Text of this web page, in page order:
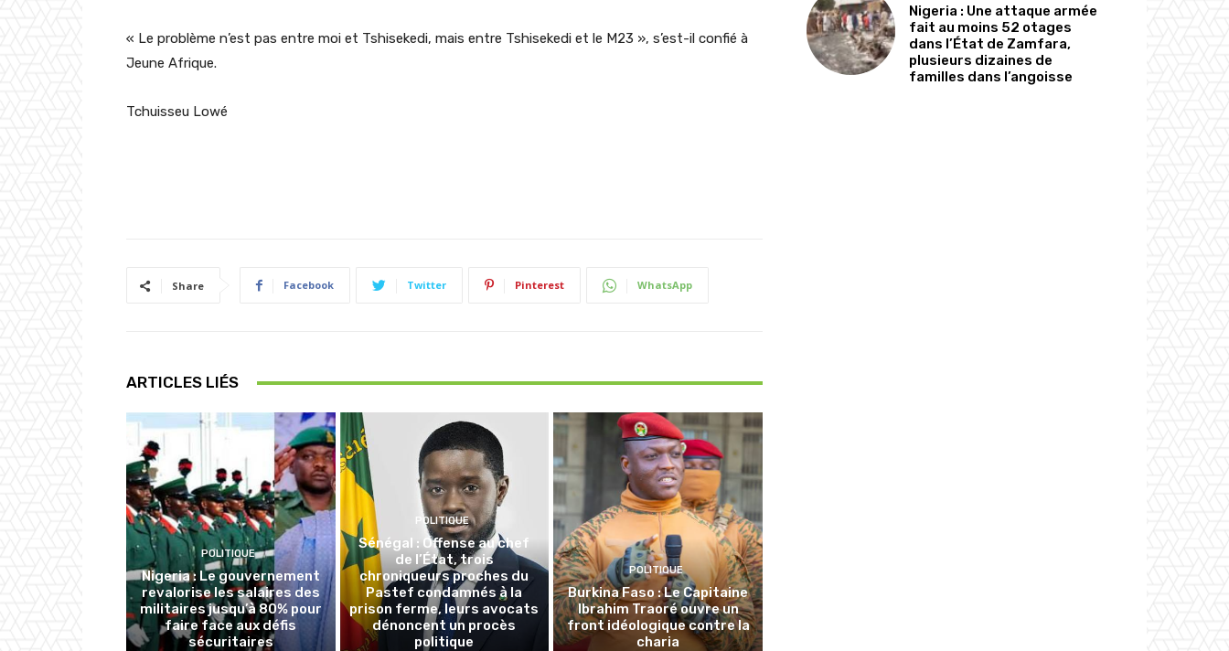
« Le problème n’est pas entre moi et Tshisekedi, mais entre Tshisekedi et le M23 », s’est-il confié à
Jeune Afrique.
Tchuisseu Lowé
Share Facebook Twitter Pinterest WhatsApp
ARTICLES LIÉS
POLITIQUE
Nigeria : Le gouvernement
revalorise les salaires des
militaires jusqu’à 80% pour
faire face aux défis
sécuritaires
POLITIQUE
Sénégal : Offense au chef
de l’État, trois
chroniqueurs proches du
Pastef condamnés à la
prison ferme, leurs avocats
dénoncent un procès
politique
POLITIQUE
Burkina Faso : Le Capitaine
Ibrahim Traoré ouvre un
front idéologique contre la
charia
Nigeria : Une attaque armée
fait au moins 52 otages
dans l’État de Zamfara,
plusieurs dizaines de
familles dans l’angoisse